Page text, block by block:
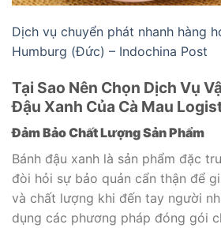
Dịch vụ chuyển phát nhanh hàng
Humburg (Đức) – Indochina Post
Tại Sao Nên Chọn Dịch Vụ
Đậu Xanh Của Cà Mau
Đảm Bảo Chất Lượng Sản Phẩm
Bánh đậu xanh là sản phẩm đặc
đòi hỏi sự bảo quản cẩn thận để
và chất lượng khi đến tay người
dụng các phương pháp đóng gói